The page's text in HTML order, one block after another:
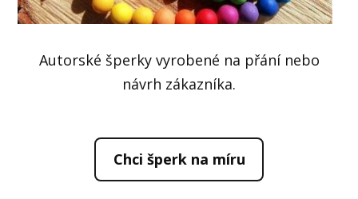
Autorské šperky vyrobené na přání nebo
návrh zákazníka.
Chci šperk na míru